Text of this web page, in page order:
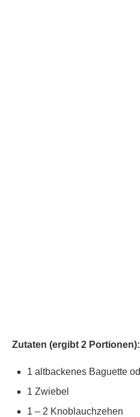
Zutaten (ergibt 2 Portionen):
1 altbackenes Baguette
1 Zwiebel
1 – 2 Knoblauchzehen